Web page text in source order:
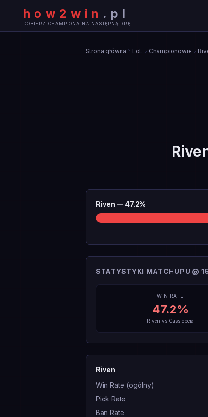
how2win . pl
DOBIERZ CHAMPIONA NA NASTĘPNĄ GRĘ
Strona główna LoL Championowie
Riven — 47.2%
STATYSTYKI MATCHUPU @
WIN RATE
47.2%
Riven vs Cassiopeia
Riven
Win Rate (ogólny)
Pick Rate
Ban Rate